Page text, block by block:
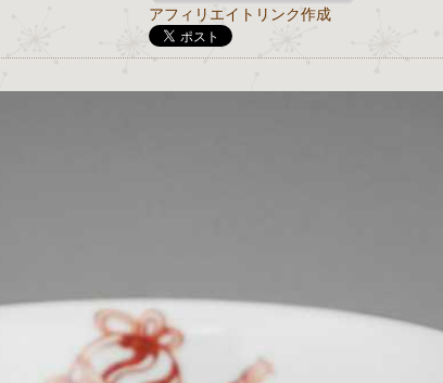
アフィリエイトリンク作成